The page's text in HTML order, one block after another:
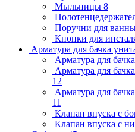
Мыльницы 8
Поручни для
Кнопки для
Арматура для бачка
Арматура для
Арматура для
12
Арматура для
11
Клапан впуска с
Клапан впуска с